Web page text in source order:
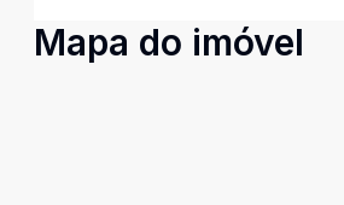
Mapa do imóvel